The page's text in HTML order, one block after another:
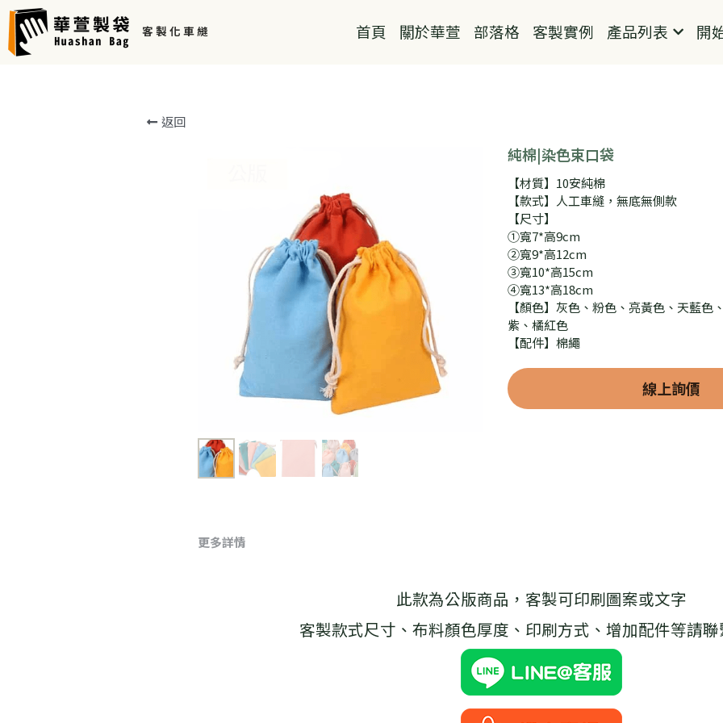
客 製 化 車 縫 首頁 關於華萱 部落格 客製實例 產品列表 開
返回
純棉|染色束口袋
【材質】10安純棉
【款式】人工車縫，無底無側款
【尺寸】
①寬7*高9cm
②寬9*高12cm
③寬10*高15cm
④寬13*高18cm
【顏色】灰色、粉色、亮黃色、天藍色
紫、橘紅色
【配件】棉繩
線上詢價
更多詳情
此款為公版商品，客製可印刷圖案或文字
客製款式尺寸、布料顏色厚度、印刷方式、增加配件等請